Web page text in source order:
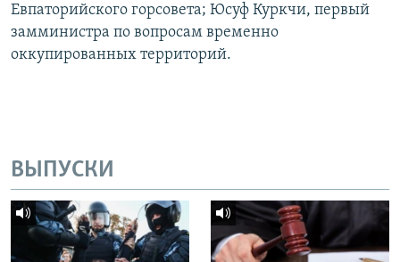
Евпаторийского горсовета; Юсуф Куркчи, первый
замминистра по вопросам временно
оккупированных территорий.
ВЫПУСКИ